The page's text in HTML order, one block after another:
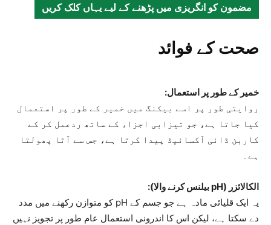
مضمون کو انگریزی میں پڑھنے کے لیے یہاں کلک کریں
صحت کے فوائد
خمیر کے طور پر استعمال:
روایتی طور پر اسے بیکنگ میں خمیر کے طور پر استعمال
کیا جاتا ہے، جو تیزابی اجزاء کے ساتھ ردعمل کر کے
کاربن ڈائی آکسائیڈ پیدا کرتا ہے، جس سے آٹا پھولتا
ہے۔
الکالائزر (pH بیلنس کرنے والا):
یہ ایک قلیائی مادہ ہے جو جسم کے pH کو متوازن رکھنے میں مدد
دے سکتا ہے، لیکن اس کا اندرونی استعمال عام طور پر تجویز نہیں